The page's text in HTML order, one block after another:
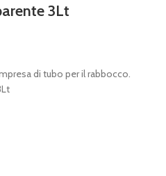
3Lt
di tubo per il rabbocco.